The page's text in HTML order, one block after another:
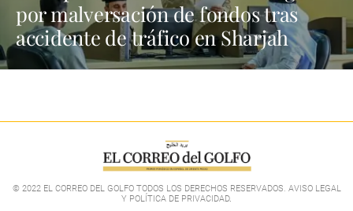
por malversación de fondos tras
accidente de tráfico en Sharjah
© 2022 EL CORREO DEL GOLFO TODOS LOS DERECHOS RESERVADOS. AVISO LEGAL
Y POLÍTICA DE PRIVACIDAD.